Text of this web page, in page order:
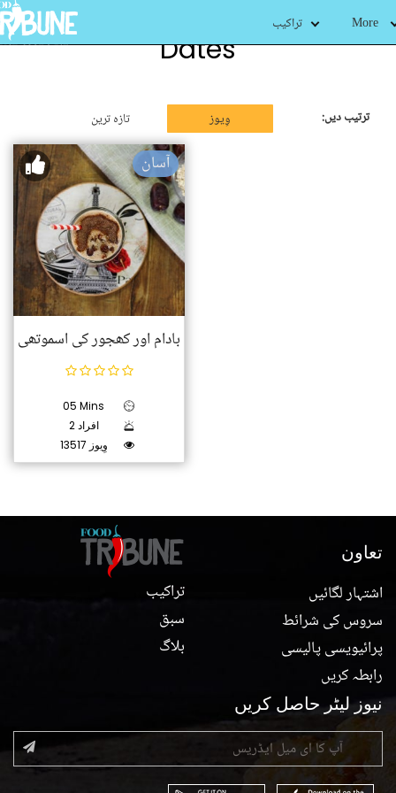
تراکیب More
Dates
ترتیب دیں: تازہ ترین وِیوز
آسان
بادام اور کھجور کی اسموتھی
05 Mins
2 افراد
13517 وِیوز
تراکیب
سبق
بلاگ
تعاون
اشتہار لگائیں
سروس کی شرائط
پرائیویسی پالیسی
رابطہ کریں
نیوز لیٹر حاصل کریں